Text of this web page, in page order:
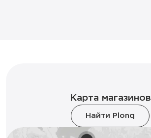
Карта магазинов
Найти Plonq